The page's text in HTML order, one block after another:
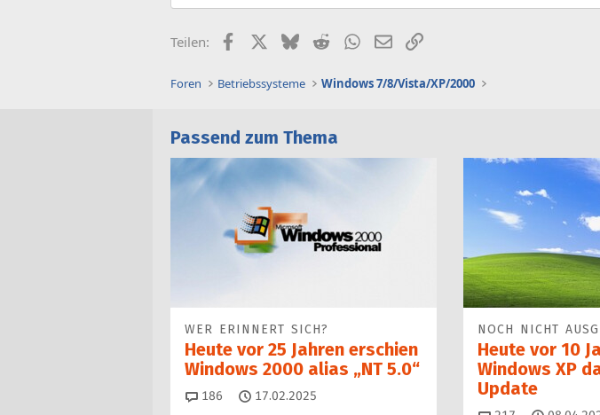
Teilen: FacebookX (Twitter)
BlueskyRedditWhatsApp
E-MailLink
Foren Betriebssysteme Windows 7/8/Vista/XP/2000
Passend zum Thema
WER ERINNERT SICH?
Heute vor 25 Jahren erschien
Windows 2000 alias „NT 5.0“
186 Kommentare
17.02.2025
NOCH NICHT
Heute vor 10
Windows XP
Update